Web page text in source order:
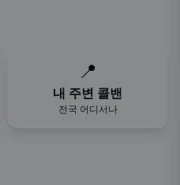
📍
내 주변 콜밴
전국 어디서나